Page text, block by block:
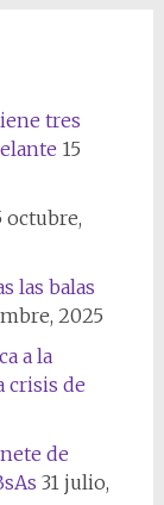
tres
15
octubre,
las balas
2025
a la
crisis de
de
31 julio,